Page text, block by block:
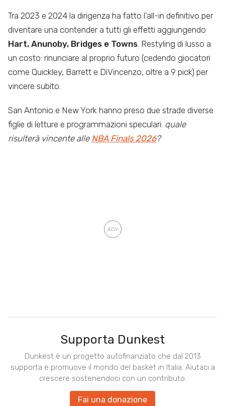
Tra 2023 e 2024 la dirigenza ha fatto l’all-in definitivo per
diventare una contender a tutti gli effetti aggiungendo
Hart, Anunoby, Bridges e Towns . Restyling di lusso a
un costo: rinunciare al proprio futuro (cedendo giocatori
come Quickley, Barrett e DiVincenzo, oltre a 9 pick) per
vincere subito.
San Antonio e New York hanno preso due strade diverse
figlie di letture e programmazioni speculari: quale
risulterà vincente alle NBA Finals 2026?
Supporta Dunkest
Dunkest è un progetto autofinanziato che dal 2013
supporta e promuove il mondo del basket in Italia. Aiutaci a
crescere sostenendoci con un contributo.
Fai una donazione